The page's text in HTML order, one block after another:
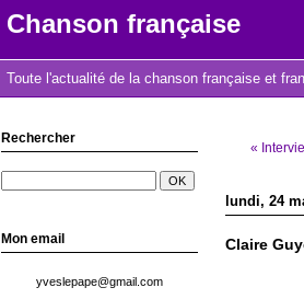
Chanson française
Toute l'actualité de la chanson française et
Rechercher
Mon email
yveslepape@gmail.com
«
lundi, 24
Claire